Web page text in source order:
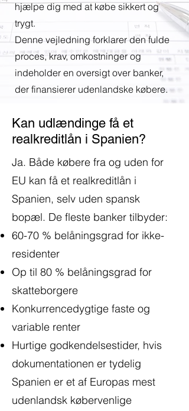
hjælpe dig med at købe sikkert og
trygt.
Denne vejledning forklarer den fulde
proces, krav, omkostninger og
indeholder en oversigt over banker,
der finansierer udenlandske købere.
Kan udlændinge få et
realkreditlån i Spanien?
Ja. Både købere fra og uden for
EU kan få et realkreditlån i
Spanien, selv uden spansk
bopæl. De fleste banker tilbyder:
60-70 % belåningsgrad for ikke-
residenter
Op til 80 % belåningsgrad for
skatteborgere
Konkurrencedygtige faste og
variable renter
Hurtige godkendelsestider, hvis
dokumentationen er tydelig
Spanien er et af Europas mest
udenlandsk købervenlige